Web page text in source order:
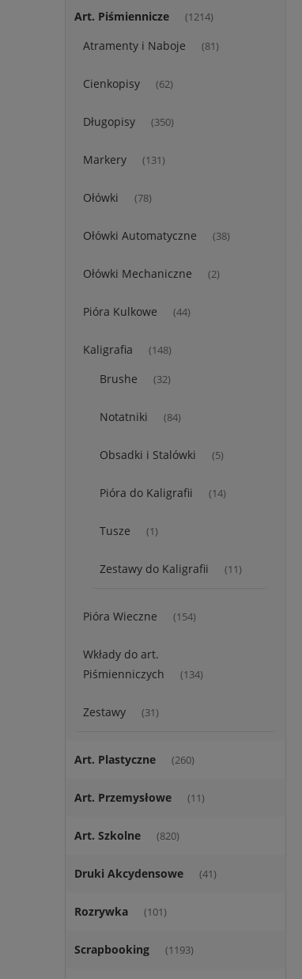
Art. Piśmiennicze (1214)
Atramenty i Naboje (81)
Cienkopisy (62)
Długopisy (350)
Markery (131)
Ołówki (78)
Ołówki Automatyczne (38)
Ołówki Mechaniczne (2)
Pióra Kulkowe (44)
Kaligrafia (148)
Brushe (32)
Notatniki (84)
Obsadki i Stalówki (5)
Pióra do Kaligrafii (14)
Tusze (1)
Zestawy do Kaligrafii (11)
Pióra Wieczne (154)
Wkłady do art.
Piśmienniczych
(134)
Zestawy (31)
Art. Plastyczne (260)
Art. Przemysłowe (11)
Art. Szkolne (820)
Druki Akcydensowe (41)
Rozrywka (101)
Scrapbooking (1193)